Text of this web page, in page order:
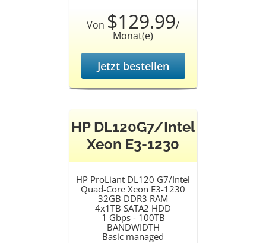
Von $129.99/
Monat(e)
Jetzt bestellen
HP DL120G7/Intel
Xeon E3-1230
HP ProLiant DL120 G7/Intel
Quad-Core Xeon E3-1230
32GB DDR3 RAM
4x1TB SATA2 HDD
1 Gbps - 100TB
BANDWIDTH
Basic managed